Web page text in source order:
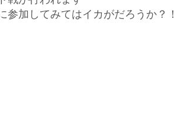
加してみてはイカがだろうか？！